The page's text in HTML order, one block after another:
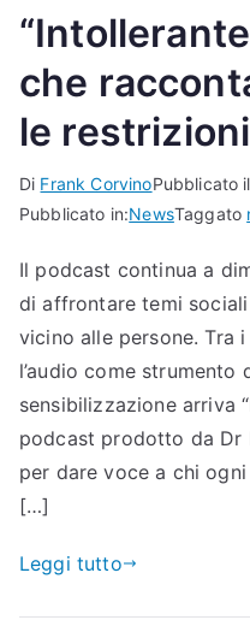
che
le
Di Frank CorvinoPubblicato il
Pubblicato in:NewsTaggato
Il podcast continua a
di affrontare temi
vicino alle persone. Tra
l’audio come strumento
sensibilizzazione arriva
podcast prodotto da Dr
per dare voce a chi
[…]
Leggi tutto